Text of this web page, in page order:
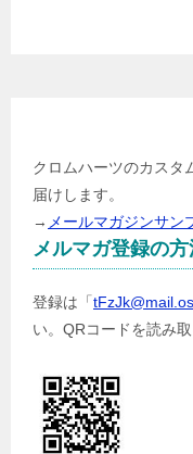
クロムハーツのカスタ
届けします。
→ メールマガジンサン
メルマガ登録の方
登録は「
い。QRコードを読み